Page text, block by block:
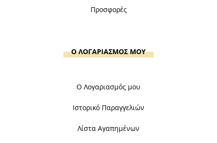
Προσφορές
Ο ΛΟΓΑΡΙΑΣΜΟΣ ΜΟΥ
Ο Λογαριασμός μου
Ιστορικό Παραγγελιών
Λίστα Αγαπημένων